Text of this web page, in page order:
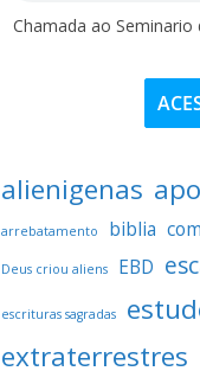
Chamada ao
alienigenas
arrebatamento biblia
Deus criou aliens EBD
escrituras sagradas
extraterrestres